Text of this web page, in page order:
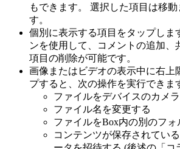
もできます。 選択した項目は移
す。
個別に表示する項目をタップしま
ンを使用して、コメントの追加、
項目の削除が可能です。
画像またはビデオの表示中に右上
プすると、次の操作を実行できま
ファイルをデバイスのカメ
ファイル名を変更する
ファイルをBox内の別のフォ
コンテンツが保存されてい